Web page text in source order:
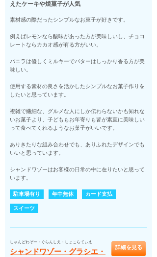
えたケーキや焼菓子が人気
素材感の際だったシンプルなお菓子が好きです。
例えばレモンなら酸味があった方が美味しいし、チョコ
レートならカカオ感が有る方がいい。
バニラは優しくミルキーでバターはしっかり香る方が美
味しい。
使用する素材の良さを活かしたシンプルなお菓子作りを
したいと思っています。
複雑で繊細な、グルメな人にしか伝わらないかも知れな
いお菓子より、子どももお年寄りも皆が素直に美味しい
って食べてくれるようなお菓子がいいです。
ありきたりな組み合わせでも、ありふれたデザインでも
いいと思っています。
シャンドワゾーはお客様の日常の中に在りたいと思って
います。
駐車場有り 年中無休 カード支払
スイーツ
しゃんどわぞー・ぐらんしえ・しょこらてぃえ
シャンドワゾー・グラシエ・
詳細を見る